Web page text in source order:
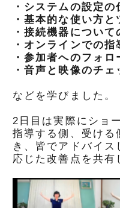
・システムの設定の
・基本的な使い方
・接続機器について
・オンラインでの
・参加者へのフォロ
・音声と映像のチェ
などを学びました。
2日目は実際にショ
指導する側、受ける
き、皆でアドバイス
応じた改善点を共有